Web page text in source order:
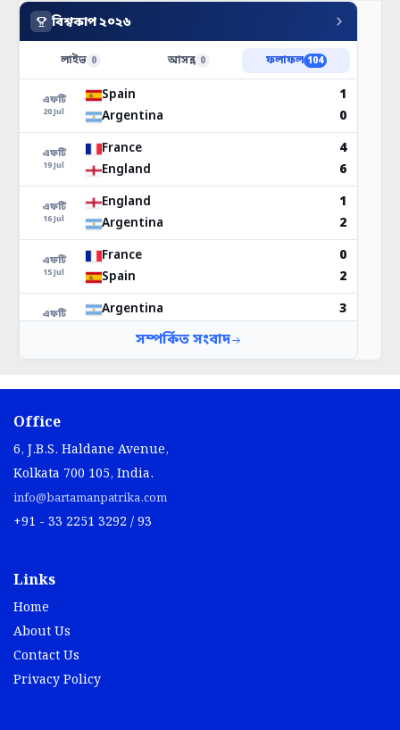
Office
6, J.B.S. Haldane Avenue,
Kolkata 700 105, India.
info@bartamanpatrika.com
+91 - 33 2251 3292 / 93
Links
Home
About Us
Contact Us
Privacy Policy